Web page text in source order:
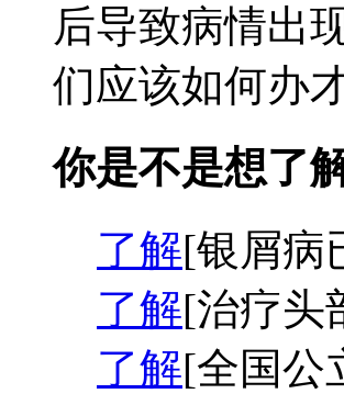
后导致病情出
们应该如何办
你是不是想了
了解[银屑病
了解[治疗头
了解[全国公